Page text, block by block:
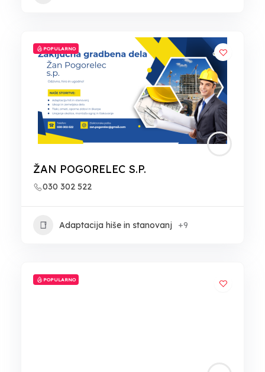
POPULARNO
ŽAN POGORELEC S.P.
030 302 522
Adaptacija hiše in stanovanj +9
POPULARNO